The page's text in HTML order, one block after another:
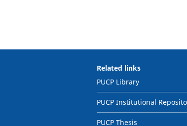
Related links
PUCP Library
PUCP Institutional
PUCP Thesis